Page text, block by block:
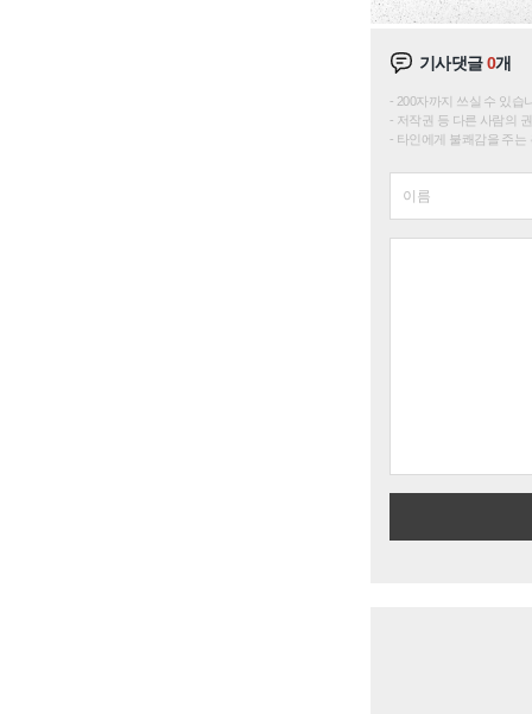
기사댓글0개
200자까지 쓰실 수 있습
저작권 등 다른 사람의
타인에게 불쾌감을 주는